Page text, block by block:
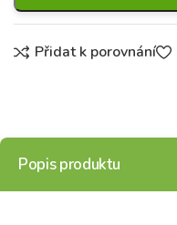
Přidat k porovnání
Popis produktu